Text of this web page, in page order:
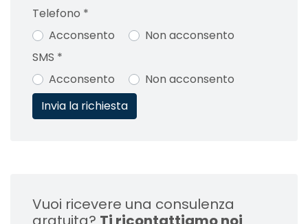
Telefono *
Acconsento
Non acconsento
SMS *
Acconsento
Non acconsento
Vuoi ricevere una consulenza